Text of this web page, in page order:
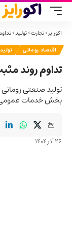
اکورایز>تجارت>تولید>
اقتصاد رومانی تولید
تداوم روند
بخش خدمات عمومی
26 آذر 1404